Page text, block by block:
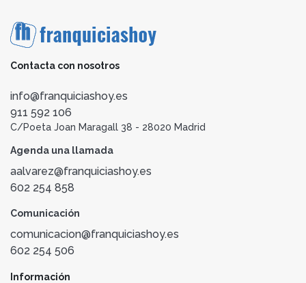
Contacta con nosotros
info@franquiciashoy.es
911 592 106
C/Poeta Joan Maragall 38 - 28020 Madrid
Agenda una llamada
aalvarez@franquiciashoy.es
602 254 858
Comunicación
comunicacion@franquiciashoy.es
602 254 506
Información